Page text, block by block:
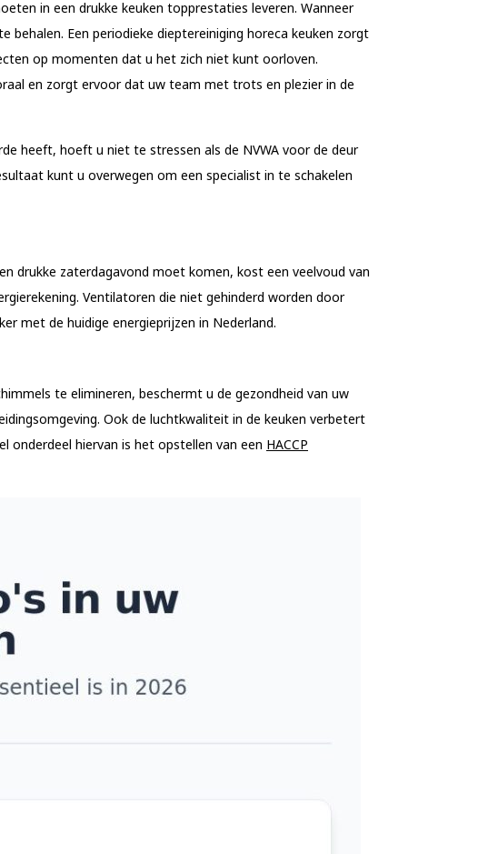
in een drukke keuken topprestaties leveren. Wanneer
Een periodieke dieptereiniging horeca keuken zorgt
op momenten dat u het zich niet kunt oorloven.
en zorgt ervoor dat uw team met trots en plezier in de
heeft, hoeft u niet te stressen als de NVWA voor de deur
kunt u overwegen om een specialist in te schakelen
drukke zaterdagavond moet komen, kost een veelvoud van
Ventilatoren die niet gehinderd worden door
met de huidige energieprijzen in Nederland.
te elimineren, beschermt u de gezondheid van uw
Ook de luchtkwaliteit in de keuken verbetert
onderdeel hiervan is het opstellen van een HACCP